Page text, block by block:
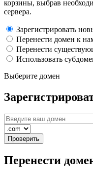
корзины, выбрав
сервера.
Зарегистрировать
Перенести домен к
Перенести
Выберите домен
Проверить
Перенести